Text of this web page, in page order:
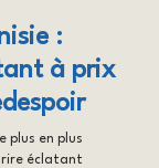
:
à prix
plus en plus
éclatant